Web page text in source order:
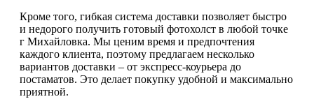
Кроме того, гибкая система доставки позволяет быстро
и недорого получить готовый фотохолст в любой точке
г Михайловка. Мы ценим время и предпочтения
каждого клиента, поэтому предлагаем несколько
вариантов доставки – от экспресс-коурьера до
постаматов. Это делает покупку удобной и максимально
приятной.